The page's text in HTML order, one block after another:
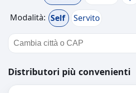
Modalità: Self Servito
Distributori più convenienti